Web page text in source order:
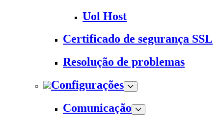
Uol Host
Certificado de segurança SSL
Resolução de problemas
Configurações
Comunicação